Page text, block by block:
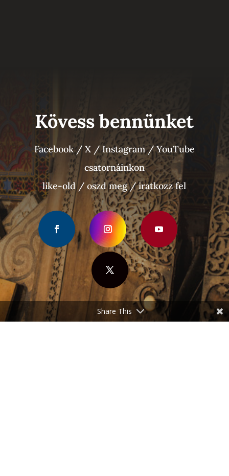
Kövess bennünket
Facebook / X / Instagram / YouTube
csatornáinkon
like-old / oszd meg / iratkozz fel
Share This